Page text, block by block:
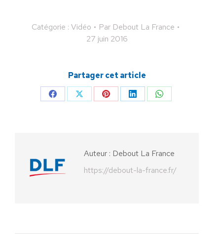
Catégorie : Vidéo Par Debout La France
27 juin 2016
Partager cet article
PartagerPartagerPartagerPartagerPartager
Auteur : Debout La France
https://debout-la-france.fr/